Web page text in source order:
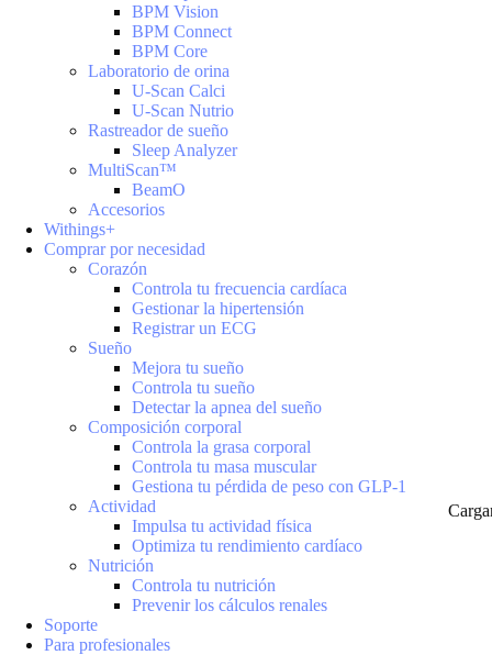
BPM Vision
BPM Connect
BPM Core
Laboratorio de orina
U-Scan Calci
U-Scan Nutrio
Rastreador de sueño
Sleep Analyzer
MultiScan™
BeamO
Accesorios
Withings+
Comprar por necesidad
Corazón
Controla tu frecuencia cardíaca
Gestionar la hipertensión
Registrar un ECG
Sueño
Mejora tu sueño
Controla tu sueño
Detectar la apnea del sueño
Composición corporal
Controla la grasa corporal
Controla tu masa muscular
Gestiona tu pérdida de peso con GLP-1
Actividad
Impulsa tu actividad física
Optimiza tu rendimiento cardíaco
Nutrición
Controla tu nutrición
Prevenir los cálculos renales
Soporte
Para profesionales